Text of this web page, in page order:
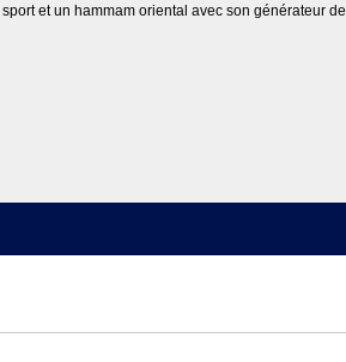
et un hammam oriental avec son générateur de